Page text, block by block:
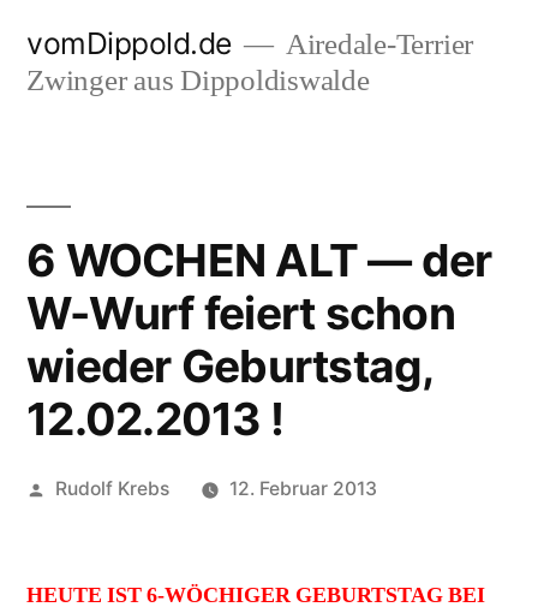
Inhalt
vomDippold.de
Airedale-Terrier
Zwinger aus Dippoldiswalde
6 WOCHEN ALT — der
W-Wurf feiert schon
wieder Geburtstag,
12.02.2013 !
Veröffentlicht
Rudolf Krebs 12. Februar 2013
HEUTE IST 6-WÖCHIGER GEBURTSTAG BEI